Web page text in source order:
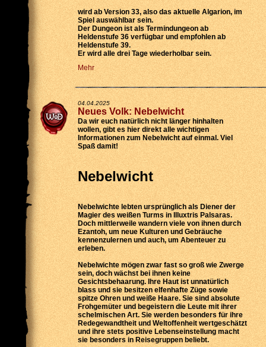
wirdab Version 33, also das aktuelle Algarion, im
Spiel auswählbar sein.
Der Dungeon ist alsTermindungeon ab
Heldenstufe 36 verfügbar und empfohlen ab
Heldenstufe 39.
Er wirdalle drei Tage wiederholbarsein.
Mehr
04.04.2025
Neues Volk: Nebelwicht
Da wir euch natürlich nicht länger hinhalten
wollen, gibt es hier direkt alle wichtigen
Informationen zum Nebelwicht auf einmal. Viel
Spaß damit!
Nebelwicht
Nebelwichte lebten ursprünglich als Diener der
Magier des weißen Turms in Illuxtris Palsaras.
Doch mittlerweile wandern viele von ihnen durch
Ezantoh, um neue Kulturen und Gebräuche
kennenzulernen und auch, um Abenteuer zu
erleben.
Nebelwichte mögen zwar fast so groß wie Zwerge
sein, doch wächst bei ihnen keine
Gesichtsbehaarung. Ihre Haut ist unnatürlich
blass und sie besitzen elfenhafte Züge sowie
spitze Ohren und weiße Haare. Sie sind absolute
Frohgemüter und begeistern die Leute mit ihrer
schelmischen Art. Sie werden besonders für ihre
Redegewandtheit und Weltoffenheit wertgeschätzt
und ihre stets positive Lebenseinstellung macht
sie besonders in Reisegruppen beliebt.